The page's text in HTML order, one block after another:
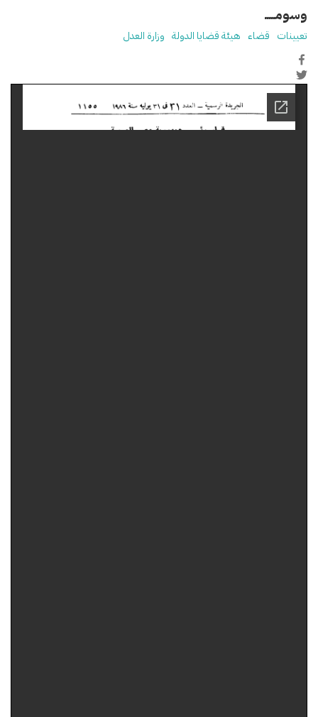
وسومـــــ
تعيينات قضاء هيئة قضايا الدولة وزارة العدل